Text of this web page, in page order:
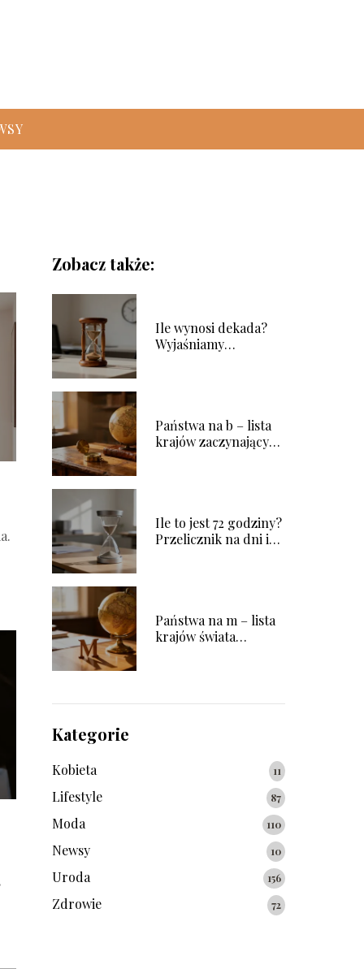
Zobacz także:
Ile wynosi dekada?
Wyjaśniamy
Państwa na b – lista
krajów zaczynających
Ile to jest 72 godziny?
Przelicznik na dni i
Państwa na m – lista
krajów świata
Kategorie
Kobieta 11
Lifestyle 87
Moda 110
Newsy 10
Uroda 156
Zdrowie 72